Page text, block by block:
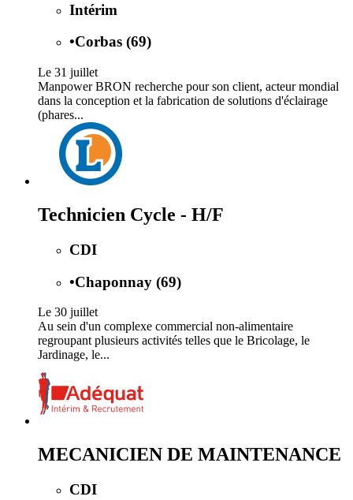
Intérim
•Corbas (69)
Le 31 juillet
Manpower BRON recherche pour son client, acteur mondial
dans la conception et la fabrication de solutions d'éclairage
(phares...
Technicien Cycle - H/F
CDI
•Chaponnay (69)
Le 30 juillet
Au sein d'un complexe commercial non-alimentaire
regroupant plusieurs activités telles que le Bricolage, le
Jardinage, le...
MECANICIEN DE MAINTENANCE
CDI